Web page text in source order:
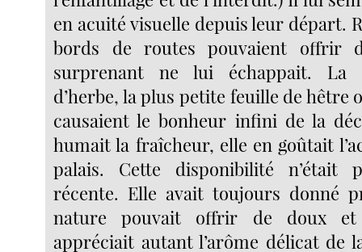
en acuité visuelle depuis leur départ.
bords de routes pouvaient offrir
surprenant ne lui échappait. La
d’herbe, la plus petite feuille de hêtre
causaient le bonheur infini de la
humait la fraîcheur, elle en goûtait
palais. Cette disponibilité n’était
récente. Elle avait toujours donné
nature pouvait offrir de doux
appréciait autant l’arôme délicat de